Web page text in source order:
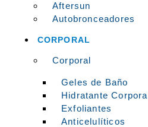
Aftersun
Autobronceadores
CORPORAL
Corporal
Geles de Baño
Hidratante
Exfoliantes
Anticelulíticos